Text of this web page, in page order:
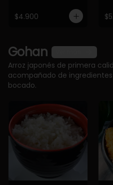
$4.900
Gohan
Arroz japonés de primera
acompañado de
bocado.